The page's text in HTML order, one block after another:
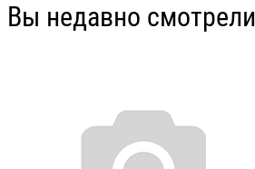
Вы недавно смотрели